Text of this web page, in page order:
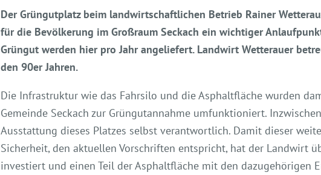
Der Grüngutplatz beim landwirtschaftlichen Betrieb Rainer
für die Bevölkerung im Großraum Seckach ein wichtiger
Grüngut werden hier pro Jahr angeliefert. Landwirt Wetterauer
den 90er Jahren.
Die Infrastruktur wie das Fahrsilo und die Asphaltfläche wurden
Gemeinde Seckach zur Grüngutannahme umfunktioniert.
Ausstattung dieses Platzes selbst verantwortlich. Damit dieser
Sicherheit, den aktuellen Vorschriften entspricht, hat der Landwirt
investiert und einen Teil der Asphaltfläche mit den dazugehörigen